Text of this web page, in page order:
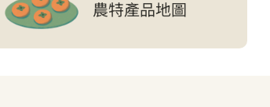
農特產品地圖